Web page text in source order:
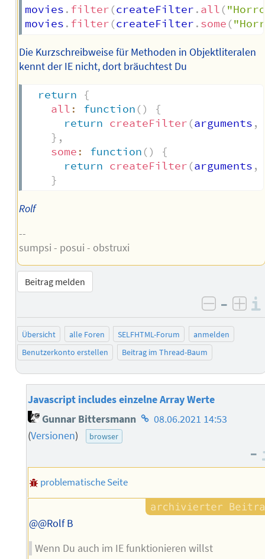
movies . filter (createFilter . all (
movies . filter (createFilter . some (
Die Kurzschreibweise für Methoden in Objektliteralen
kennt der IE nicht, dort bräuchtest Du
return
{
all : function ()
{
return createFilter (arguments ,
} ,
some : function ()
{
return createFilter (arguments ,
}
Rolf
--
sumpsi - posui - obstruxi
Beitrag melden
negativ
–
Übersicht alle Foren SELFHTML-Forum
anmelden
Benutzerkonto erstellen
Beitrag im Thread-Baum
Javascript includes einzelne Array Werte
Gunnar Bittersmann Homepage
08.06.2021 14:53
(Versionen) browser
–
problematische Seite
@@Rolf B
Wenn Du auch im IE funktionieren willst